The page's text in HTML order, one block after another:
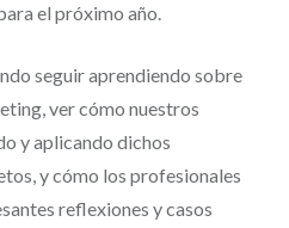
el próximo año.
seguir aprendiendo sobre
ver cómo nuestros
y aplicando dichos
y cómo los profesionales
reflexiones y casos